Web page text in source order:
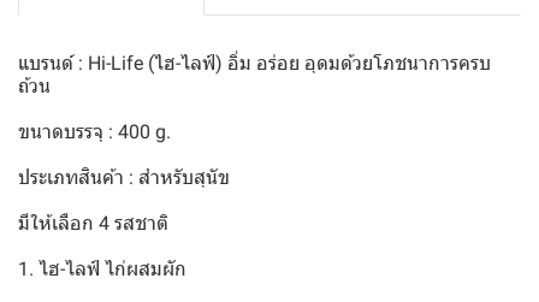
แบรนด์ : Hi-Life (ไฮ-ไลฟ์) อิ่ม อร่อย อุดมด้วยโภชนาการครบ
ถ้วน
ขนาดบรรจุ : 400 g.
ประเภทสินค้า : สำหรับสุนัข
มีให้เลือก 4 รสชาติ
1. ไฮ-ไลฟ์ ไก่ผสมผัก